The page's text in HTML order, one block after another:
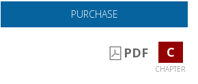
PURCHASE
PDF C
CHAPTER